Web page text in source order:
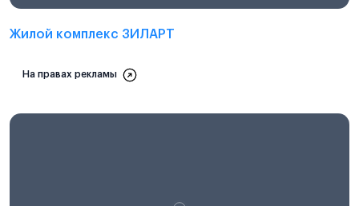
Жилой комплекс ЗИЛАРТ
На правах рекламы